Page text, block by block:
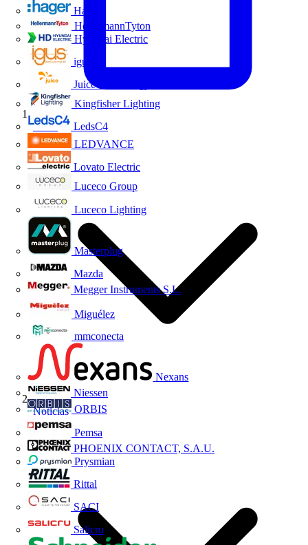
Hager
HellermannTyton
Hyundai Electric
igus
Juice Technology
Kingfisher Lighting
LedsC4
LEDVANCE
Lovato Electric
Luceco Group
Luceco Lighting
Masterplug
Mazda
Megger Instruments S.L.
Miguélez
mmconecta
Nexans
Niessen
ORBIS
Pemsa
PHOENIX CONTACT, S.A.U.
Prysmian
Rittal
SACI
Salicru
Inicio
Noticias